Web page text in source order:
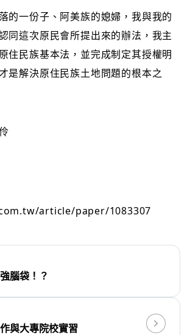
的一份子、阿美族的媳婦，我與我的
同這次原民會所提出來的辦法，我主
住民族基本法，並完成制定其授權明
是解決原住民族土地問題的根本之
article/paper/1083307
腦袋！？
與大專院校實習